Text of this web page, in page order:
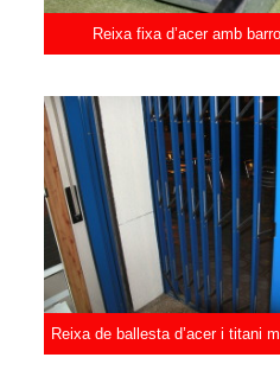
Reixa fixa d’acer amb
Reixa de ballesta d’acer i titani